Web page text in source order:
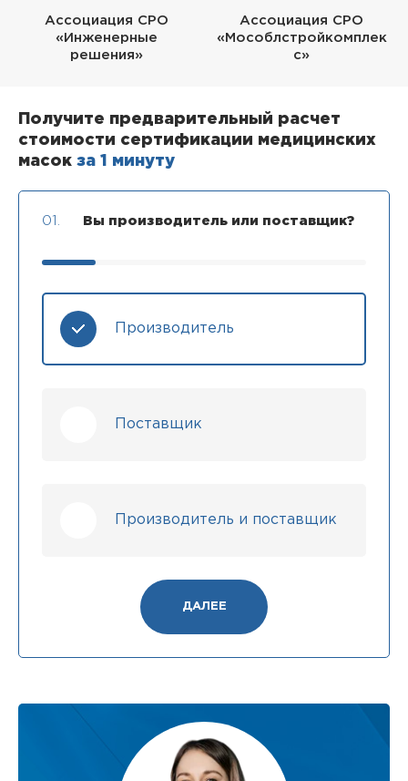
Ассоциация СРО
«Инженерные
решения»
Ассоциация СРО
«Мособлстройкомплек
с»
Получите предварительный расчет
стоимости сертификации медицинских
масок за 1 минуту
01. Вы производитель или поставщик?
Производитель
Поставщик
Производитель и поставщик
ДАЛЕЕ